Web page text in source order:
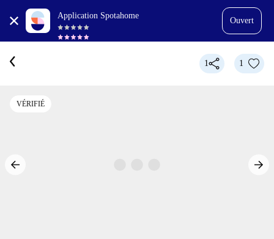
Application Spotahome
Ouvert
1 1
VÉRIFIÉ